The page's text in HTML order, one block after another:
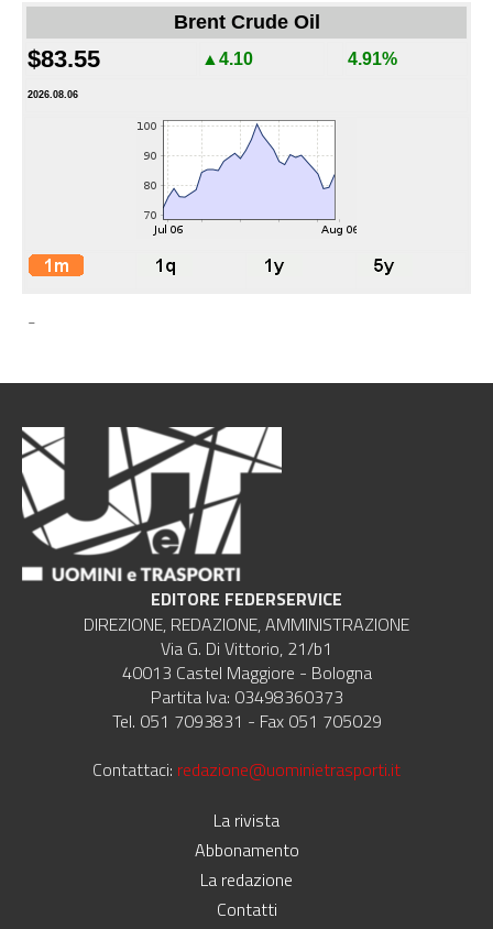
Brent Crude Oil
$83.55 ▲4.10 4.91%
2026.08.06
-
EDITORE FEDERSERVICE
DIREZIONE, REDAZIONE, AMMINISTRAZIONE
Via G. Di Vittorio, 21/b1
40013 Castel Maggiore - Bologna
Partita Iva: 03498360373
Tel. 051 7093831 - Fax 051 705029
Contattaci: redazione@uominietrasporti.it
La rivista
Abbonamento
La redazione
Contatti